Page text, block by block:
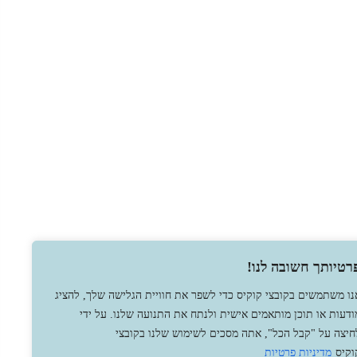
חשובה לנו!
משתמשים בקובצי קוקיס כדי לשפר את חוויית הגלישה שלך, להציג
או תוכן מותאמים אישית ולנתח את התנועה שלנו. על ידי
על "קבל הכל", אתה מסכים לשימוש שלנו בקובצי
מדיניות פרטיות